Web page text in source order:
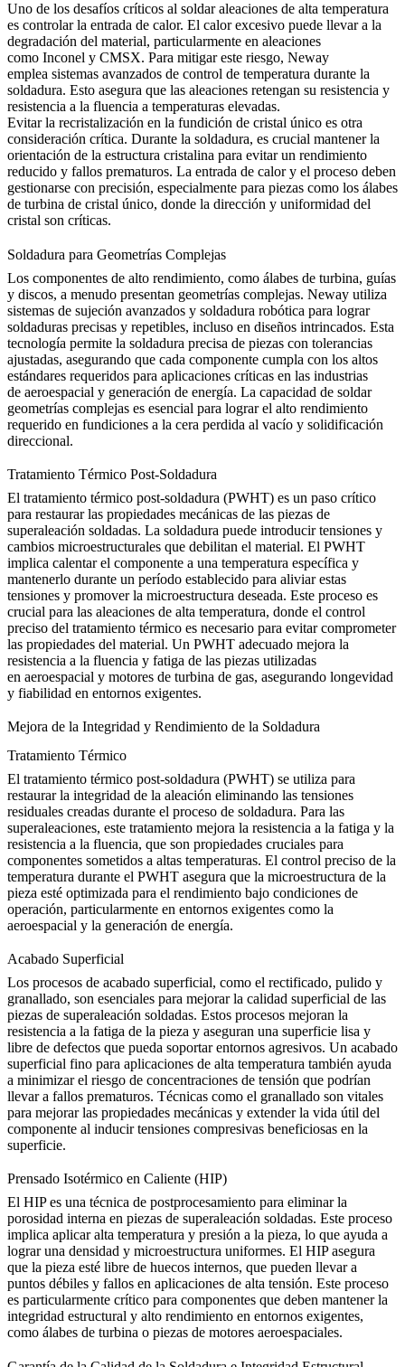
Uno de los desafíos críticos al soldar aleaciones de alta temperatura
es controlar la entrada de calor. El calor excesivo puede llevar a la
degradación del material, particularmente en aleaciones
como Inconel y CMSX. Para mitigar este riesgo, Neway
emplea sistemas avanzados de control de temperatura durante la
soldadura. Esto asegura que las aleaciones retengan su resistencia y
resistencia a la fluencia a temperaturas elevadas.
Evitarla recristalización en la fundición de cristal único es otra
consideración crítica. Durante la soldadura, es crucial mantener la
orientación de la estructura cristalina para evitar un rendimiento
reducido y fallos prematuros. La entrada de calor y el proceso deben
gestionarse con precisión, especialmente para piezas como los álabes
de turbina de cristal único, donde la dirección y uniformidad del
cristal son críticas.
Soldadura para Geometrías Complejas
Los componentes de alto rendimiento, como álabes de turbina, guías
y discos, a menudo presentan geometrías complejas. Neway utiliza
sistemas de sujeción avanzados y soldadura robótica para lograr
soldaduras precisas y repetibles, incluso en diseños intrincados. Esta
tecnología permite la soldadura precisa de piezas con tolerancias
ajustadas, asegurando que cada componente cumpla con los altos
estándares requeridos para aplicaciones críticas en las industrias
de aeroespacial y generación de energía. La capacidad de soldar
geometrías complejas es esencial para lograr el alto rendimiento
requerido en fundiciones a la cera perdida al vacío y solidificación
direccional.
Tratamiento Térmico Post-Soldadura
El tratamiento térmico post-soldadura (PWHT) es un paso crítico
para restaurar las propiedades mecánicas de las piezas de
superaleación soldadas. La soldadura puede introducir tensiones y
cambios microestructurales que debilitan el material. El PWHT
implica calentar el componente a una temperatura específica y
mantenerlo durante un período establecido para aliviar estas
tensiones y promover la microestructura deseada. Este proceso es
crucial para las aleaciones de alta temperatura, donde el control
preciso del tratamiento térmico es necesario para evitar comprometer
las propiedades del material. Un PWHT adecuado mejora la
resistencia a la fluencia y fatiga de las piezas utilizadas
en aeroespacial y motores de turbina de gas, asegurando longevidad
y fiabilidad en entornos exigentes.
Mejora de la Integridad y Rendimiento de la Soldadura
Tratamiento Térmico
El tratamiento térmico post-soldadura (PWHT) se utiliza para
restaurar la integridad de la aleación eliminando las tensiones
residuales creadas durante el proceso de soldadura. Para las
superaleaciones, este tratamiento mejora la resistencia a la fatiga y la
resistencia a la fluencia, que son propiedades cruciales para
componentes sometidos a altas temperaturas. El control preciso de la
temperatura durante el PWHT asegura que la microestructura de la
pieza esté optimizada para el rendimiento bajo condiciones de
operación, particularmente en entornos exigentes como la
aeroespacial y la generación de energía.
Acabado Superficial
Los procesos de acabado superficial, como el rectificado, pulido y
granallado, son esenciales para mejorar la calidad superficial de las
piezas de superaleación soldadas. Estos procesos mejoran la
resistencia a la fatiga de la pieza y aseguran una superficie lisa y
libre de defectos que pueda soportar entornos agresivos. Un acabado
superficial fino para aplicaciones de alta temperatura también ayuda
a minimizar el riesgo de concentraciones de tensión que podrían
llevar a fallos prematuros. Técnicas como el granallado son vitales
para mejorar las propiedades mecánicas y extender la vida útil del
componente al inducir tensiones compresivas beneficiosas en la
superficie.
Prensado Isotérmico en Caliente (HIP)
El HIP es una técnica de postprocesamiento para eliminar la
porosidad interna en piezas de superaleación soldadas. Este proceso
implica aplicar alta temperatura y presión a la pieza, lo que ayuda a
lograr una densidad y microestructura uniformes. El HIPasegura
que la pieza esté libre de huecos internos, que pueden llevar a
puntos débiles y fallos en aplicaciones de alta tensión. Este proceso
es particularmente crítico para componentes que deben mantener la
integridad estructural y alto rendimiento en entornos exigentes,
como álabes de turbina o piezas de motores aeroespaciales.